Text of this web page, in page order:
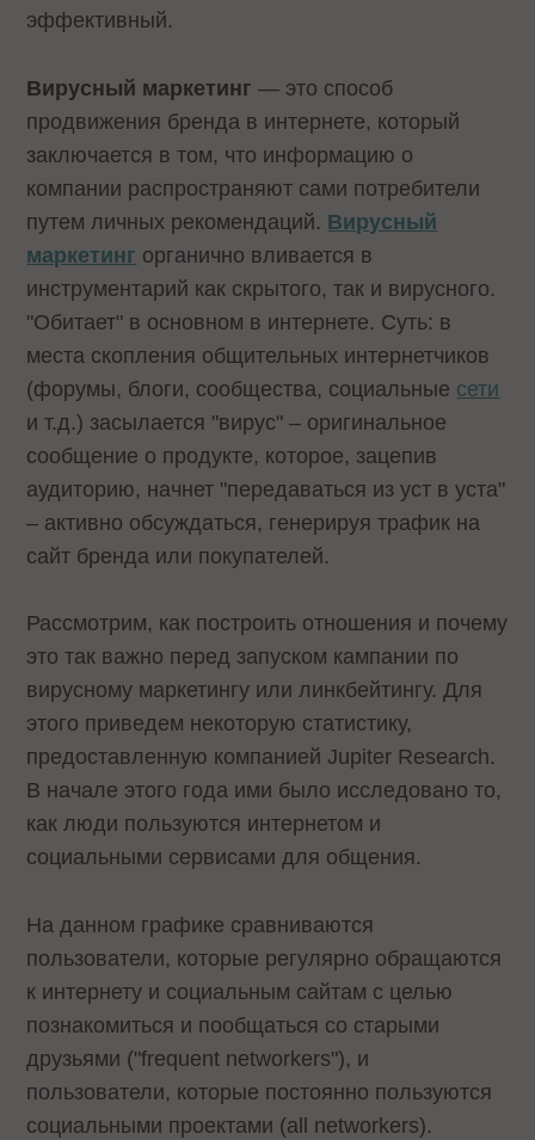
эффективный.
Вирусный маркетинг — это способ
продвижения бренда в интернете, который
заключается в том, что информацию о
компании распространяют сами потребители
путем личных рекомендаций. Вирусный
маркетинг органично вливается в
инструментарий как скрытого, так и вирусного.
"Обитает" в основном в интернете. Суть: в
места скопления общительных интернетчиков
(форумы, блоги, сообщества, социальные сети
и т.д.) засылается "вирус" – оригинальное
сообщение о продукте, которое, зацепив
аудиторию, начнет "передаваться из уст в уста"
– активно обсуждаться, генерируя трафик на
сайт бренда или покупателей.
Рассмотрим, как построить отношения и почему
это так важно перед запуском кампании по
вирусному маркетингу или линкбейтингу. Для
этого приведем некоторую статистику,
предоставленную компанией Jupiter Research.
В начале этого года ими было исследовано то,
как люди пользуются интернетом и
социальными сервисами для общения.
На данном графике сравниваются
пользователи, которые регулярно обращаются
к интернету и социальным сайтам с целью
познакомиться и пообщаться со старыми
друзьями ("frequent networkers"), и
пользователи, которые постоянно пользуются
социальными проектами (all networkers).